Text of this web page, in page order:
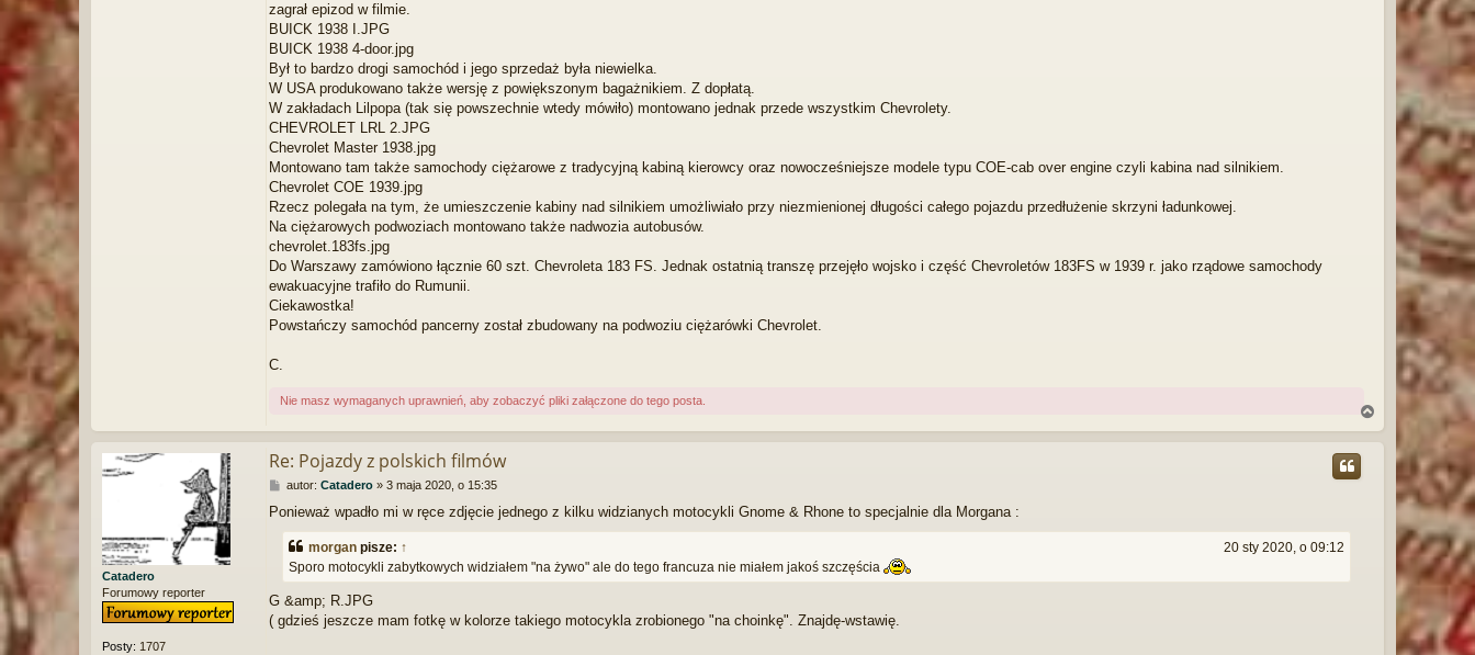
zagrał epizod w filmie.
BUICK 1938 I.JPG
BUICK 1938 4-door.jpg
Był to bardzo drogi samochód i jego sprzedaż była niewielka.
W USA produkowano także wersję z powiększonym bagażnikiem. Z dopłatą.
W zakładach Lilpopa (tak się powszechnie wtedy mówiło) montowano jednak przede wszystkim Chevrolety.
CHEVROLET LRL 2.JPG
Chevrolet Master 1938.jpg
Montowano tam także samochody ciężarowe z tradycyjną kabiną kierowcy oraz nowocześniejsze modele typu COE-cab over engine czyli kabina nad silnikiem.
Chevrolet COE 1939.jpg
Rzecz polegała na tym, że umieszczenie kabiny nad silnikiem umożliwiało przy niezmienionej długości całego pojazdu przedłużenie skrzyni ładunkowej.
Na ciężarowych podwoziach montowano także nadwozia autobusów.
chevrolet.183fs.jpg
Do Warszawy zamówiono łącznie 60 szt. Chevroleta 183 FS. Jednak ostatnią transzę przejęło wojsko i część Chevroletów 183FS w 1939 r. jako rządowe samochody
ewakuacyjne trafiło do Rumunii.
Ciekawostka!
Powstańczy samochód pancerny został zbudowany na podwoziu ciężarówki Chevrolet.
C.
Nie masz wymaganych uprawnień, aby zobaczyć pliki załączone do tego posta.
a
g
Catadero
Forumowy reporter
Posty: 1707
Re: Pojazdy z polskich filmów
P
s
autor: Catadero» 3 maja 2020, o 15:35
Ponieważ wpadło mi w ręce zdjęcie jednego z kilku widzianych motocykli Gnome & Rhone to specjalnie dla Morgana :
morgan pisze: ↑
20 sty 2020, o 09:12
Sporo motocykli zabytkowych widziałem "na żywo" ale do tego francuza nie miałem jakoś szczęścia
G &amp; R.JPG
( gdzieś jeszcze mam fotkę w kolorze takiego motocykla zrobionego "na choinkę". Znajdę-wstawię.